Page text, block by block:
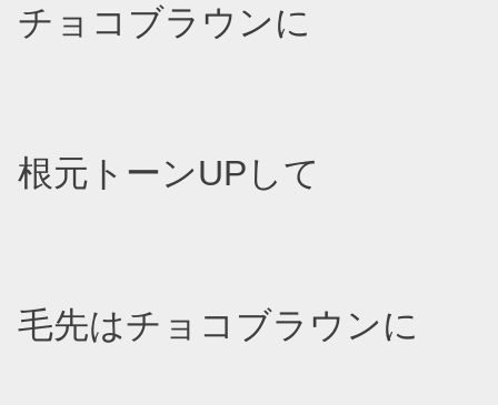
チョコブラウンに
根元トーンUPして
毛先はチョコブラウンに